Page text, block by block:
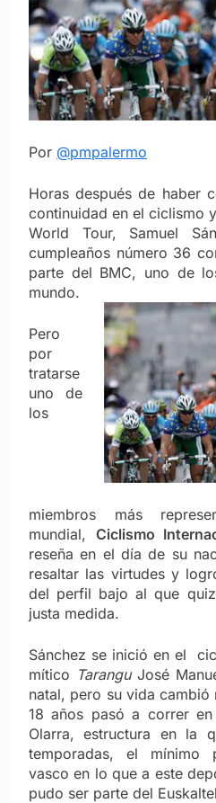
Por @pmpalermo
Horas después de haber
continuidad en el ciclismo
World Tour, Samuel
cumpleaños número 36
parte del BMC, uno de
mundo.
Pero
por
tratarse
uno de
los
miembros más
mundial, Ciclismo
reseña en el día de su
resaltar las virtudes y
del perfil bajo al que
justa medida.
Sánchez se inició en el
mítico TaranguJosé
natal, pero su vida cambió
18 años pasó a correr
Olarra, estructura en la
temporadas, el mínimo
vasco en lo que a este
pudo ser parte del